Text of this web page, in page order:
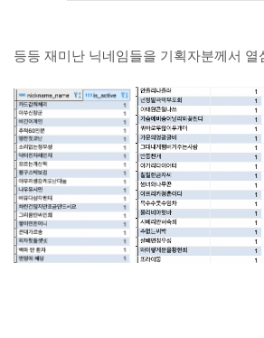
등등 재미난 닉네임들을 기획자분께서 열